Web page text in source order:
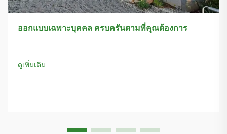
ออกแบบเฉพาะบุคคล ครบครันตามที่คุณต้องการ
ดูเพิ่มเติม